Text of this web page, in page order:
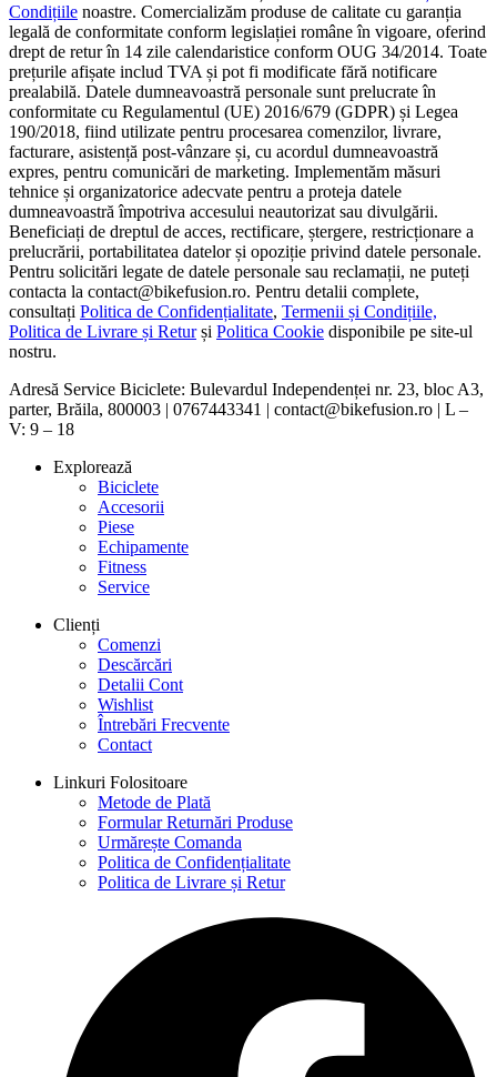
Condițiile noastre. Comercializăm produse de calitate cu garanția
legală de conformitate conform legislației române în vigoare, oferind
drept de retur în 14 zile calendaristice conform OUG 34/2014. Toate
prețurile afișate includ TVA și pot fi modificate fără notificare
prealabilă. Datele dumneavoastră personale sunt prelucrate în
conformitate cu Regulamentul (UE) 2016/679 (GDPR) și Legea
190/2018, fiind utilizate pentru procesarea comenzilor, livrare,
facturare, asistență post-vânzare și, cu acordul dumneavoastră
expres, pentru comunicări de marketing. Implementăm măsuri
tehnice și organizatorice adecvate pentru a proteja datele
dumneavoastră împotriva accesului neautorizat sau divulgării.
Beneficiați de dreptul de acces, rectificare, ștergere, restricționare a
prelucrării, portabilitatea datelor și opoziție privind datele personale.
Pentru solicitări legate de datele personale sau reclamații, ne puteți
contacta la contact@bikefusion.ro. Pentru detalii complete,
consultați Politica de Confidențialitate, Termenii și Condițiile,
Politica de Livrare și Returși Politica Cookie disponibile pe site-ul
nostru.
Adresă Service Biciclete: Bulevardul Independenței nr. 23, bloc A3,
parter, Brăila, 800003 | 0767443341 | contact@bikefusion.ro | L –
V: 9 – 18
Explorează
Biciclete
Accesorii
Piese
Echipamente
Fitness
Service
Clienți
Comenzi
Descărcări
Detalii Cont
Wishlist
Întrebări Frecvente
Contact
Linkuri Folositoare
Metode de Plată
Formular Returnări Produse
Urmărește Comanda
Politica de Confidențialitate
Politica de Livrare și Retur